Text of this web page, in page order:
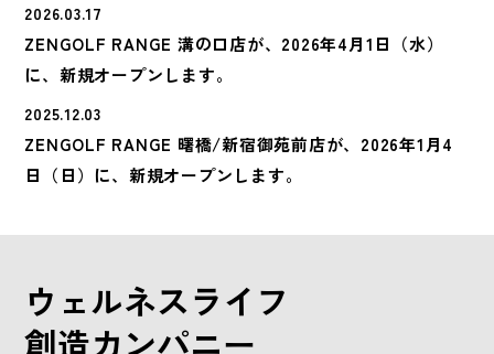
2026.03.17
ZENGOLF RANGE 溝の口店が、2026年4月1日（水）
に、新規オープンします。
2025.12.03
ZENGOLF RANGE 曙橋/新宿御苑前店が、2026年1月4
日（日）に、新規オープンします。
ウェルネスライフ
創造カンパニー